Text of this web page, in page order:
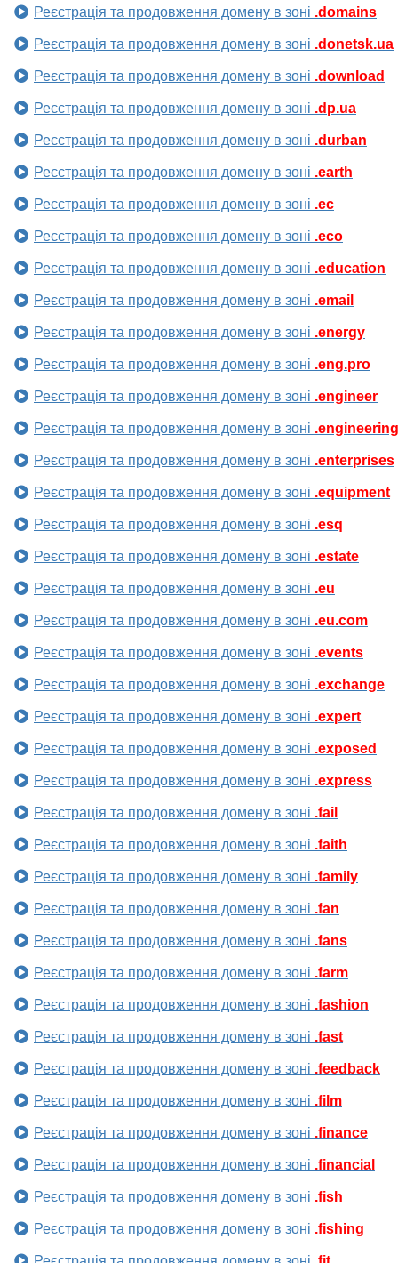
Реєстрація та продовження домену в зоні .domains
Реєстрація та продовження домену в зоні .donetsk.ua
Реєстрація та продовження домену в зоні .download
Реєстрація та продовження домену в зоні .dp.ua
Реєстрація та продовження домену в зоні .durban
Реєстрація та продовження домену в зоні .earth
Реєстрація та продовження домену в зоні .ec
Реєстрація та продовження домену в зоні .eco
Реєстрація та продовження домену в зоні .education
Реєстрація та продовження домену в зоні .email
Реєстрація та продовження домену в зоні .energy
Реєстрація та продовження домену в зоні .eng.pro
Реєстрація та продовження домену в зоні .engineer
Реєстрація та продовження домену в зоні .engineering
Реєстрація та продовження домену в зоні .enterprises
Реєстрація та продовження домену в зоні .equipment
Реєстрація та продовження домену в зоні .esq
Реєстрація та продовження домену в зоні .estate
Реєстрація та продовження домену в зоні .eu
Реєстрація та продовження домену в зоні .eu.com
Реєстрація та продовження домену в зоні .events
Реєстрація та продовження домену в зоні .exchange
Реєстрація та продовження домену в зоні .expert
Реєстрація та продовження домену в зоні .exposed
Реєстрація та продовження домену в зоні .express
Реєстрація та продовження домену в зоні .fail
Реєстрація та продовження домену в зоні .faith
Реєстрація та продовження домену в зоні .family
Реєстрація та продовження домену в зоні .fan
Реєстрація та продовження домену в зоні .fans
Реєстрація та продовження домену в зоні .farm
Реєстрація та продовження домену в зоні .fashion
Реєстрація та продовження домену в зоні .fast
Реєстрація та продовження домену в зоні .feedback
Реєстрація та продовження домену в зоні .film
Реєстрація та продовження домену в зоні .finance
Реєстрація та продовження домену в зоні .financial
Реєстрація та продовження домену в зоні .fish
Реєстрація та продовження домену в зоні .fishing